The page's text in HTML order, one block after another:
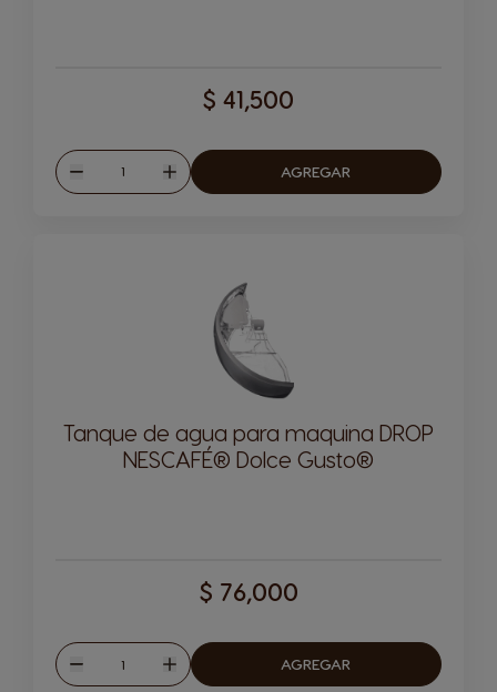
$ 41,500
Disminuir
Cantitad
Aumentar
AGREGAR
Tanque de agua para maquina DROP
NESCAFÉ® Dolce Gusto®
$ 76,000
Disminuir
Cantitad
Aumentar
AGREGAR